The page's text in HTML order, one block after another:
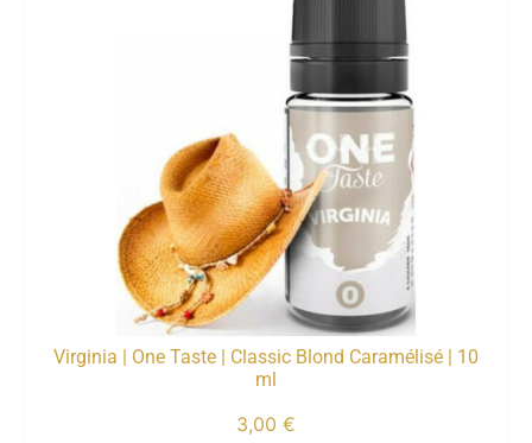
Virginia | One Taste | Classic Blond Caramélisé | 10
ml
3,00 €